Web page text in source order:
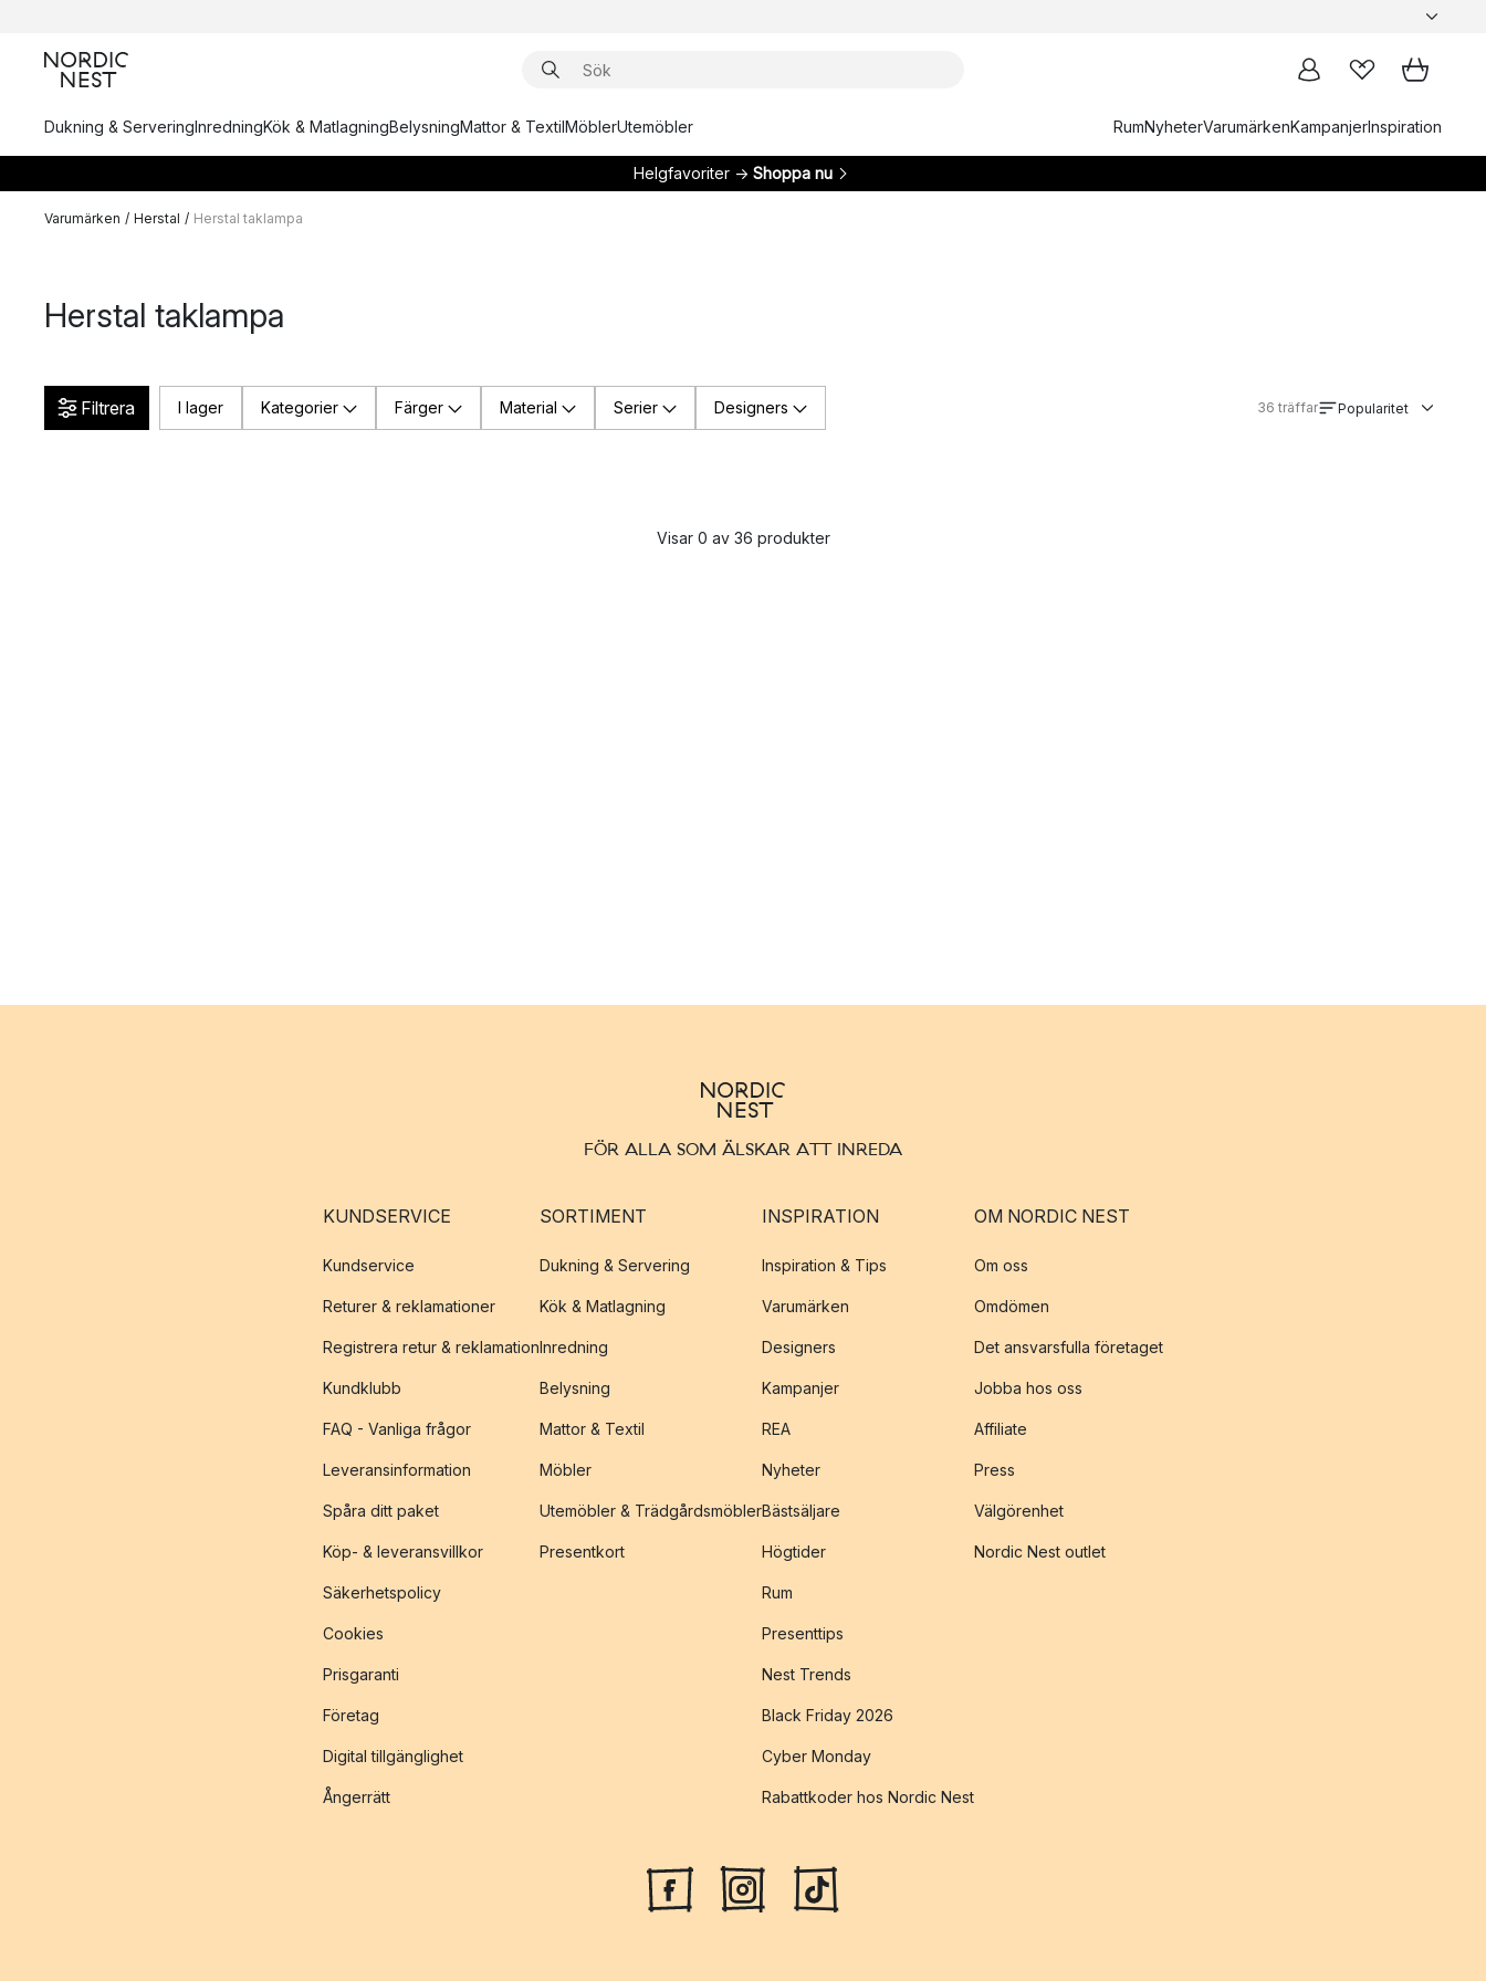
Dukning & ServeringInredningKök & MatlagningBelysningMattor & TextilMöblerUtemöbler RumNyheterVarumärkenKampanjerInspiration
Helgfavoriter → Shoppa nu
Varumärken / Herstal / Herstal taklampa
Herstal taklampa
Filtrera I lager Kategorier Färger Material Serier Designers 36 träffar Popularitet
Visar 0 av 36 produkter
FÖR ALLA SOM ÄLSKAR ATT INREDA
KUNDSERVICE
Kundservice
Returer & reklamationer
Registrera retur & reklamation
Kundklubb
FAQ - Vanliga frågor
Leveransinformation
Spåra ditt paket
Köp- & leveransvillkor
Säkerhetspolicy
Cookies
Prisgaranti
Företag
Digital tillgänglighet
Ångerrätt
SORTIMENT
Dukning & Servering
Kök & Matlagning
Inredning
Belysning
Mattor & Textil
Möbler
Utemöbler & Trädgårdsmöbler
Presentkort
INSPIRATION
Inspiration & Tips
Varumärken
Designers
Kampanjer
REA
Nyheter
Bästsäljare
Högtider
Rum
Presenttips
Nest Trends
Black Friday 2026
Cyber Monday
Rabattkoder hos Nordic Nest
OM NORDIC NEST
Om oss
Omdömen
Det ansvarsfulla företaget
Jobba hos oss
Affiliate
Press
Välgörenhet
Nordic Nest outlet